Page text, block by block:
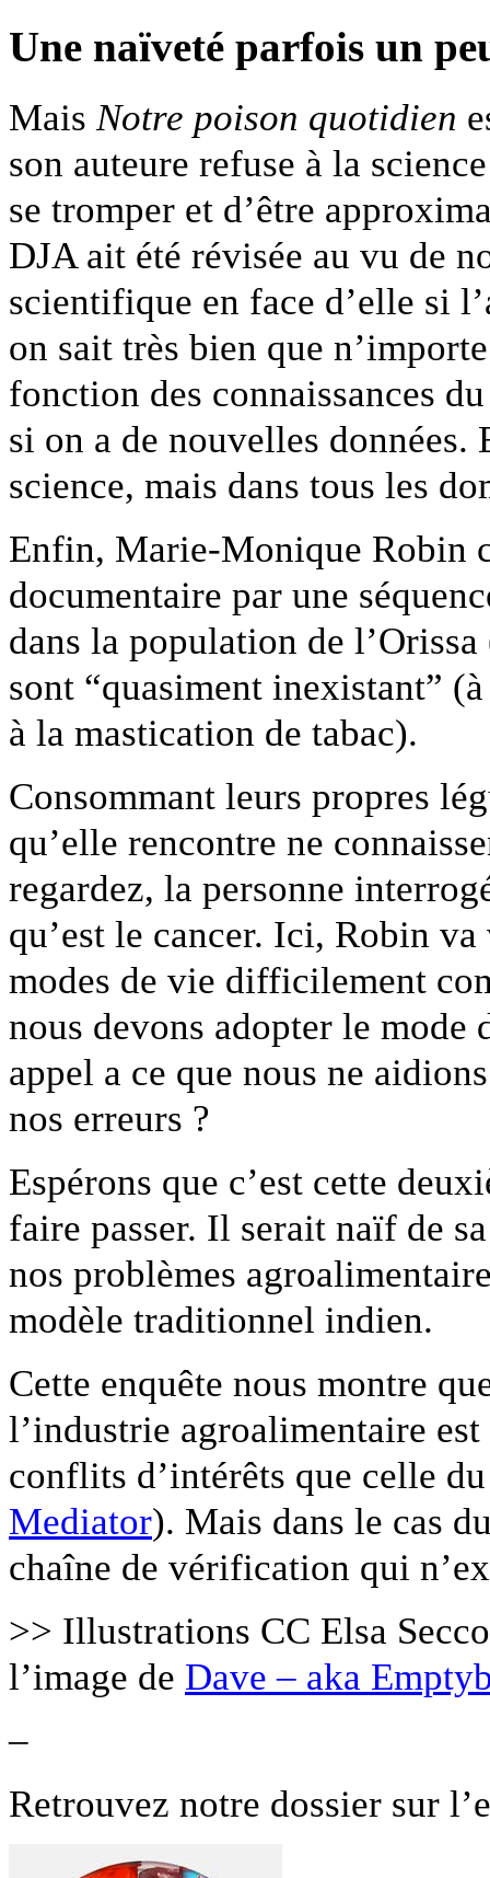
Une naïveté parfois un
Mais Notre poison quotidien
son auteure refuse à la
se tromper et d’être
DJA ait été révisée au vu de
scientifique en face d’elle si
on sait très bien que
fonction des connaissances
si on a de nouvelles données.
science, mais dans tous les
Enfin, Marie-Monique Robin
documentaire par une
dans la population de
sont “quasiment inexistant”
à la mastication de tabac).
Consommant leurs propres
qu’elle rencontre ne
regardez, la personne
qu’est le cancer. Ici, Robin
modes de vie difficilement
nous devons adopter le
appel a ce que nous ne
nos erreurs ?
Espérons que c’est cette
faire passer. Il serait naïf de
nos problèmes
modèle traditionnel indien.
Cette enquête nous montre
l’industrie agroalimentaire
conflits d’intérêts que celle
Mediator). Mais dans le cas
chaîne de vérification qui
>> Illustrations CC Elsa
l’image de Dave – aka
–
Retrouvez notre dossier sur